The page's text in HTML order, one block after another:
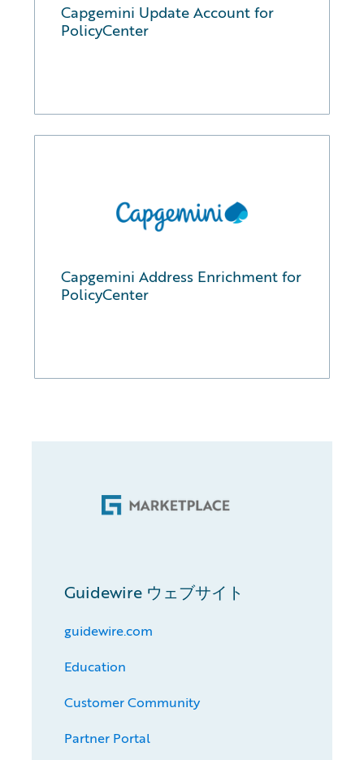
Capgemini Update Account for
PolicyCenter
Capgemini Address Enrichment for
PolicyCenter
Guidewire ウェブサイト
guidewire.com
Education
Customer Community
Partner Portal